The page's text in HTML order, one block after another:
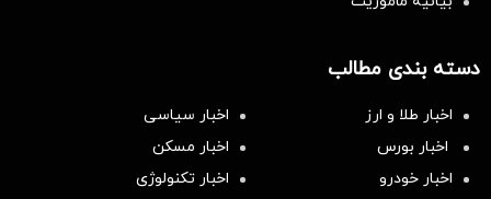
دسته بندی مطالب
اخبار طلا و ارز
اخبار سیاسی
اخبار بورس
اخبار مسکن
اخبار خودرو
اخبار تکنولوژی